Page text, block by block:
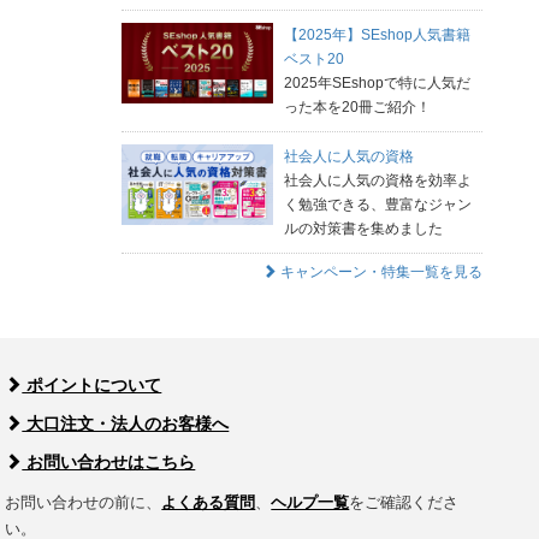
【2025年】SEshop人気書籍
ベスト20
2025年SEshopで特に人気だ
った本を20冊ご紹介！
社会人に人気の資格
社会人に人気の資格を効率よ
く勉強できる、豊富なジャン
ルの対策書を集めました
キャンペーン・特集一覧を見る
ポイントについて
大口注文・法人のお客様へ
お問い合わせはこちら
お問い合わせの前に、 よくある質問、ヘルプ一覧をご確認くださ
い。